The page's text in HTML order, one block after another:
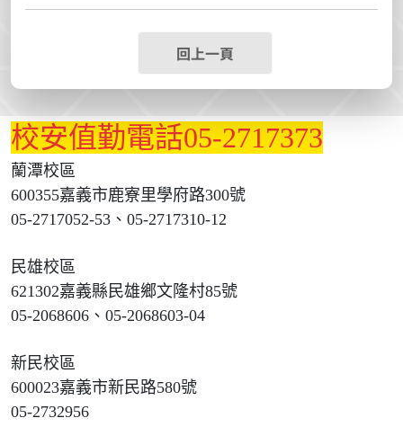
回上一頁
校安值勤電話05-2717373
蘭潭校區
600355嘉義市鹿寮里學府路300號
05-2717052-53、05-2717310-12
民雄校區
621302嘉義縣民雄鄉文隆村85號
05-2068606、05-2068603-04
新民校區
600023嘉義市新民路580號
05-2732956